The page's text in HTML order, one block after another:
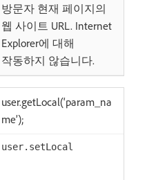
방문자 현재 페이지의
웹 사이트 URL. Internet
Explorer에 대해
작동하지 않습니다.
user.getLocal(‘param_na
me’);
user.setLocal